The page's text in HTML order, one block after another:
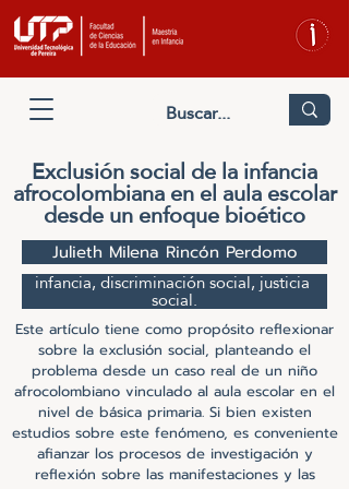
Exclusión social de la infancia
afrocolombiana en el aula escolar
desde un enfoque bioético
Julieth Milena Rincón Perdomo
infancia, discriminación social, justicia
social.
Este artículo tiene como propósito reflexionar
sobre la exclusión social, planteando el
problema desde un caso real de un niño
afrocolombiano vinculado al aula escolar en el
nivel de básica primaria. Si bien existen
estudios sobre este fenómeno, es conveniente
afianzar los procesos de investigación y
reflexión sobre las manifestaciones y las